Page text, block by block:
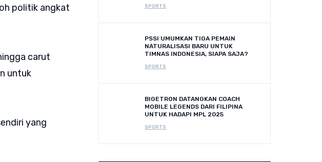
politik angkat
carut
untuk
yang
SPORTS
PSSI UMUMKAN TIGA PEMAIN
NATURALISASI BARU UNTUK
TIMNAS INDONESIA, SIAPA SAJA?
SPORTS
BIGETRON DATANGKAN COACH
MOBILE LEGENDS DARI FILIPINA
UNTUK HADAPI MPL 2025
SPORTS